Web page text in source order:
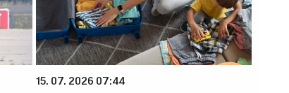
15. 07. 2026 07:44